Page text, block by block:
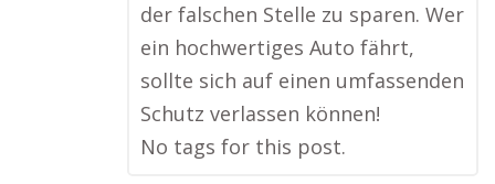
der falschen Stelle zu sparen. Wer
ein hochwertiges Auto fährt,
sollte sich auf einen umfassenden
Schutz verlassen können!
No tags for this post.